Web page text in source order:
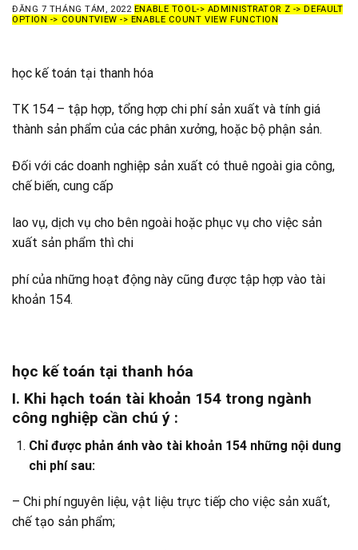
ĐĂNG 7 THÁNG TÁM, 2022 ENABLE TOOL-> ADMINISTRATOR Z -> DEFAULT
OPTION -> COUNTVIEW -> ENABLE COUNT VIEW FUNCTION
học kế toán tại thanh hóa
TK 154 – tập hợp, tổng hợp chi phí sản xuất và tính giá
thành sản phẩm của các phân xưởng, hoặc bộ phận sản.
Đối với các doanh nghiệp sản xuất có thuê ngoài gia công,
chế biến, cung cấp
lao vụ, dịch vụ cho bên ngoài hoặc phục vụ cho việc sản
xuất sản phẩm thì chi
phí của những hoạt động này cũng được tập hợp vào tài
khoản 154.
học kế toán tại thanh hóa
I. Khi hạch toán tài khoản 154 trong ngành
công nghiệp cần chú ý :
Chỉ được phản ánh vào tài khoản 154 những nội dung
chi phí sau:
– Chi phí nguyên liệu, vật liệu trực tiếp cho việc sản xuất,
chế tạo sản phẩm;